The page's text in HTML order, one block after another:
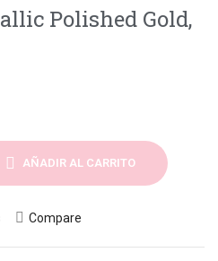
Polished Gold,
AÑADIR AL CARRITO
Compare